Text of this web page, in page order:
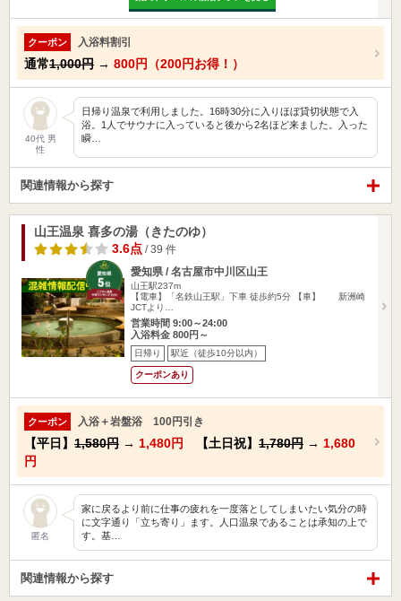
クーポン 入浴料割引
通常1,000円 → 800円（200円お得！）
40代 男
性
日帰り温泉で利用しました。16時30分に入りほぼ貸切状態で入
浴。1人でサウナに入っていると後から2名ほど来ました。入った
瞬…
関連情報から探す
山王温泉 喜多の湯（きたのゆ）
3.6点 / 39 件
愛知県 / 名古屋市中川区山王
山王駅237m
【電車】「名鉄山王駅」下車 徒歩約5分 【車】 新洲崎
JCTより…
営業時間 9:00～24:00
入浴料金 800円～
日帰り 駅近（徒歩10分以内）
クーポンあり
クーポン 入浴＋岩盤浴 100円引き
【平日】 1,580円 → 1,480円 【土日祝】 1,780円 → 1,680
円
匿名
家に戻るより前に仕事の疲れを一度落としてしまいたい気分の時
に文字通り「立ち寄り」ます。人口温泉であることは承知の上で
す。基…
関連情報から探す